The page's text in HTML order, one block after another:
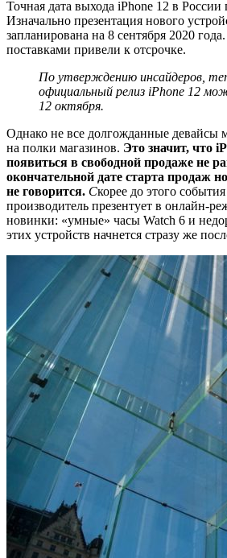
Точная дата выхода iPhone 12 в России
Изначально презентация нового
запланирована на 8 сентября 2020
поставками привели к отсрочке.
По утверждению инсайдеров,
официальный релиз iPhone 12
12 октября.
Однако не все долгожданные девайсы
на полки магазинов. Это значит, что
появиться в свободной продаже не
окончательной дате старта продаж
не говорится. Скорее до этого
производитель презентует в онлайн-
новинки: «умные» часы Watch 6 и
этих устройств начнется стразу же